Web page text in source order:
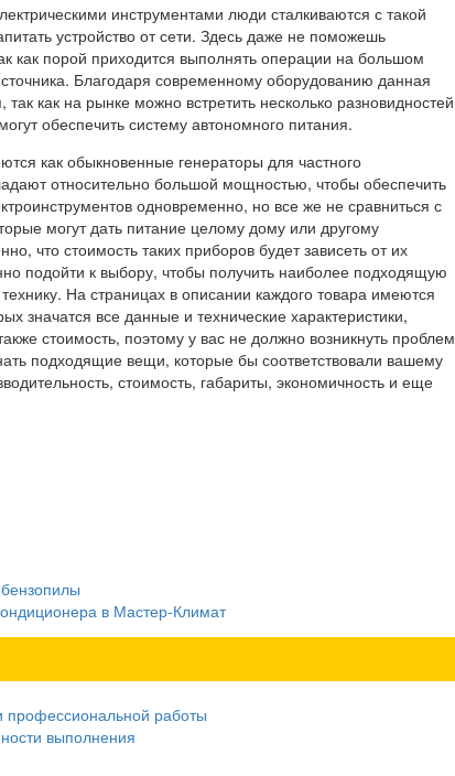
инструментами люди сталкиваются с такой
устройство от сети. Здесь даже не поможешь
как порой приходится выполнять операции на большом
Благодаря современному оборудованию данная
как на рынке можно встретить несколько разновидностей
обеспечить систему автономного питания.
как обыкновенные генераторы для частного
относительно большой мощностью, чтобы обеспечить
одновременно, но все же не сравниться с
могут дать питание целому дому или другому
что стоимость таких приборов будет зависеть от их
подойти к выбору, чтобы получить наиболее подходящую
На страницах в описании каждого товара имеются
значатся все данные и технические характеристики,
стоимость, поэтому у вас не должно возникнуть проблем
подходящие вещи, которые бы соответствовали вашему
стоимость, габариты, экономичность и еще
в Мастер-Климат
профессиональной работы
выполнения